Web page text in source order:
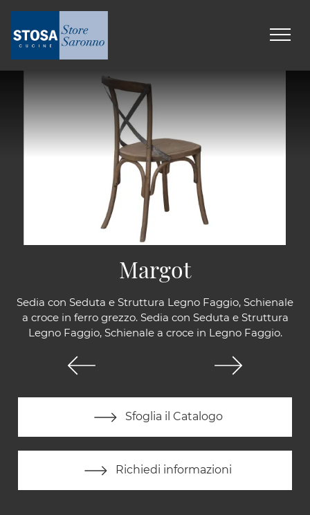
Sedia con Seduta e Struttura Legno Faggio, Schienale
a croce in ferro grezzo. Sedia con Seduta e Struttura
Legno Faggio, Schienale a croce in Legno Faggio.
Sfoglia il Catalogo
Richiedi informazioni
Margot